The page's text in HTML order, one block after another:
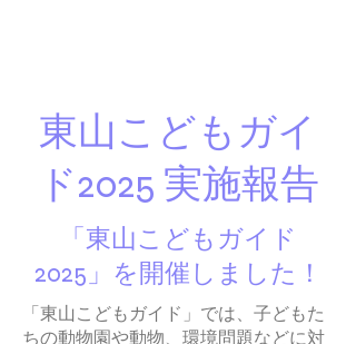
東山こどもガイ
ド2025 実施報告
「東山こどもガイド
2025」を開催しました！
「東山こどもガイド」では、子どもた
ちの動物園や動物、環境問題などに対